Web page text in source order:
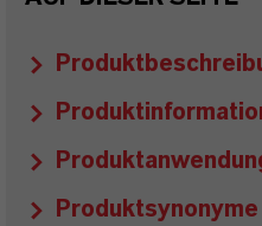
Produktsynonyme